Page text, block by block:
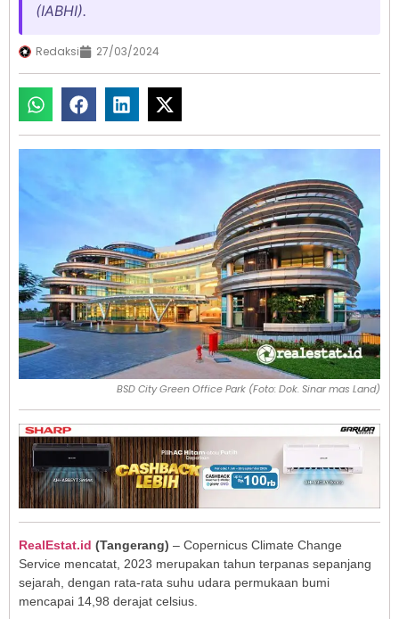
(IABHI).
Redaksi 27/03/2024
BSD City Green Office Park (Foto: Dok. Sinar mas Land)
RealEstat.id (Tangerang) – Copernicus Climate Change
Service mencatat, 2023 merupakan tahun terpanas sepanjang
sejarah, dengan rata-rata suhu udara permukaan bumi
mencapai 14,98 derajat celsius.